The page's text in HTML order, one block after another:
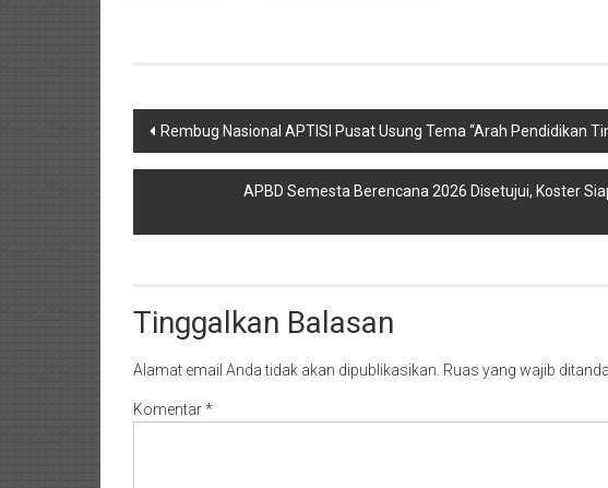
Navigasi
pos
Rembug Nasional APTISI Pusat Usung Tema “Arah Pendidikan
APBD Semesta Berencana 2026 Disetujui, Koster
Tinggalkan Balasan
Alamat email Anda tidak akan dipublikasikan. Ruas yang wajib
Komentar*